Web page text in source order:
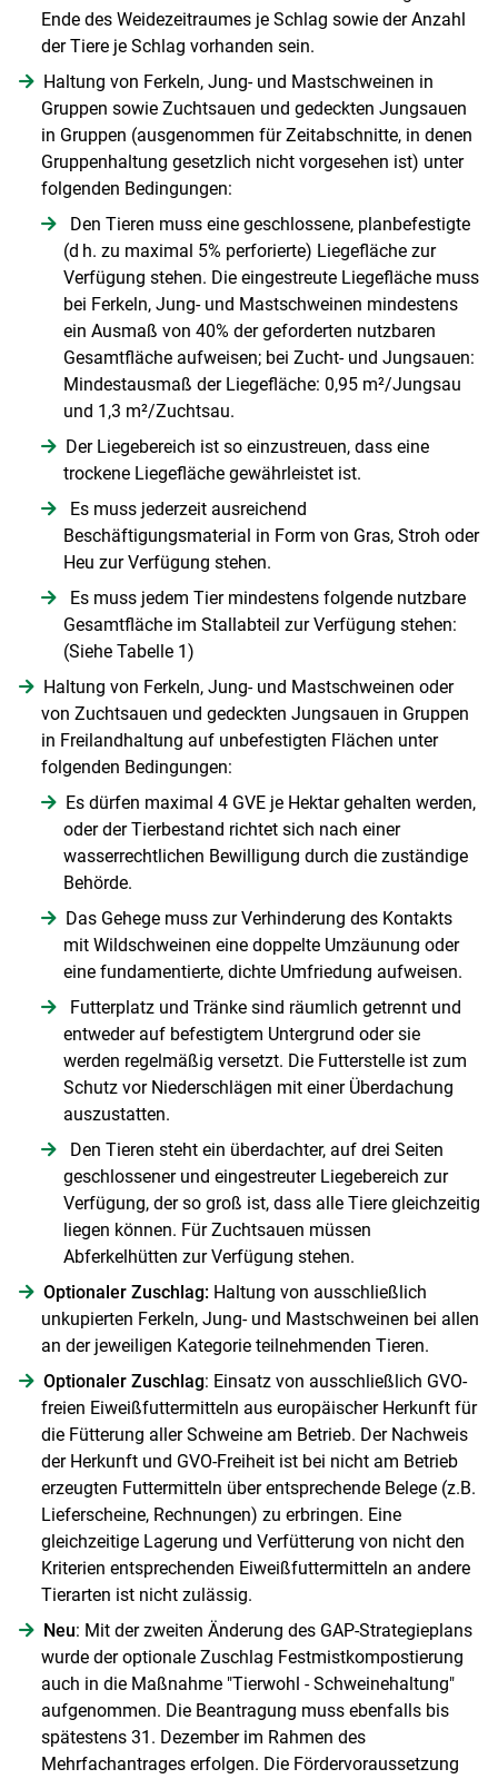
Ende des Weidezeitraumes je Schlag sowie der Anzahl
der Tiere je Schlag vorhanden sein.
Haltung von Ferkeln, Jung- und Mastschweinen in
Gruppen sowie Zuchtsauen und gedeckten Jungsauen
in Gruppen (ausgenommen für Zeitabschnitte, in denen
Gruppenhaltung gesetzlich nicht vorgesehen ist) unter
folgenden Bedingungen:
Den Tieren muss eine geschlossene, planbefestigte
(d h. zu maximal 5% perforierte) Liegefläche zur
Verfügung stehen. Die eingestreute Liegefläche muss
bei Ferkeln, Jung- und Mastschweinen mindestens
ein Ausmaß von 40% der geforderten nutzbaren
Gesamtfläche aufweisen; bei Zucht- und Jungsauen:
Mindestausmaß der Liegefläche: 0,95 m²/​Jungsau
und 1,3 m²/​Zuchtsau.
Der Liegebereich ist so einzustreuen, dass eine
trockene Liegefläche gewährleistet ist.
Es muss jederzeit ausreichend
Beschäftigungsmaterial in Form von Gras, Stroh oder
Heu zur Verfügung stehen.
Es muss jedem Tier mindestens folgende nutzbare
Gesamtfläche im Stallabteil zur Verfügung stehen:
(Siehe Tabelle 1)
Haltung von Ferkeln, Jung- und Mastschweinen oder
von Zuchtsauen und gedeckten Jungsauen in Gruppen
in Freilandhaltung auf unbefestigten Flächen unter
folgenden Bedingungen:
Es dürfen maximal 4 GVE je Hektar gehalten werden,
oder der Tierbestand richtet sich nach einer
wasserrechtlichen Bewilligung durch die zuständige
Behörde.
Das Gehege muss zur Verhinderung des Kontakts
mit Wildschweinen eine doppelte Umzäunung oder
eine fundamentierte, dichte Umfriedung aufweisen.
Futterplatz und Tränke sind räumlich getrennt und
entweder auf befestigtem Untergrund oder sie
werden regelmäßig versetzt. Die Futterstelle ist zum
Schutz vor Niederschlägen mit einer Überdachung
auszustatten.
Den Tieren steht ein überdachter, auf drei Seiten
geschlossener und eingestreuter Liegebereich zur
Verfügung, der so groß ist, dass alle Tiere gleichzeitig
liegen können. Für Zuchtsauen müssen
Abferkelhütten zur Verfügung stehen.
Optionaler Zuschlag:Haltung von ausschließlich
unkupierten Ferkeln, Jung- und Mastschweinen bei allen
an der jeweiligen Kategorie teilnehmenden Tieren.
Optionaler Zuschlag: Einsatz von ausschließlich GVO-
freien Eiweißfuttermitteln aus europäischer Herkunft für
die Fütterung aller Schweine am Betrieb. Der Nachweis
der Herkunft und GVO-Freiheit ist bei nicht am Betrieb
erzeugten Futtermitteln über entsprechende Belege (z.B.
Lieferscheine, Rechnungen) zu erbringen. Eine
gleichzeitige Lagerung und Verfütterung von nicht den
Kriterien entsprechenden Eiweißfuttermitteln an andere
Tierarten ist nicht zulässig.
Neu: Mit der zweiten Änderung des GAP-Strategieplans
wurde der optionale Zuschlag Festmistkompostierung
auch in die Maßnahme "Tierwohl - Schweinehaltung"
aufgenommen. Die Beantragung muss ebenfalls bis
spätestens 31. Dezember im Rahmen des
Mehrfachantrages erfolgen. Die Fördervoraussetzung